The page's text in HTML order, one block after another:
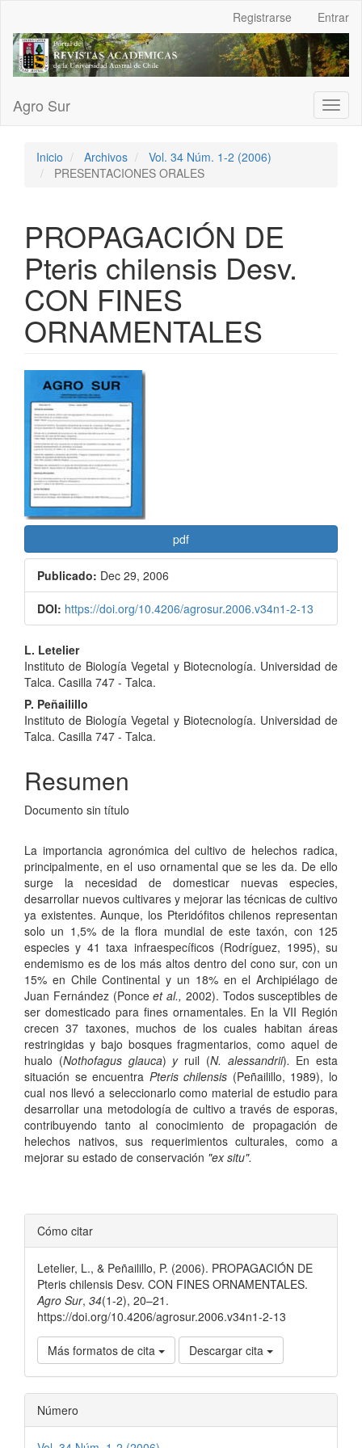
Contenido
principal
Barra
Registrarse Entrar
Agro Sur
Inicio Archivos
Vol. 34 Núm. 1-2 (2006)
PRESENTACIONES ORALES
PROPAGACIÓN DE
Pteris chilensis Desv.
CON FINES
ORNAMENTALES
Barra
lateral
del
artículo
pdf
Publicado: Dec 29, 2006
DOI: https://doi.org/10.4206/agrosur.2006.v34n1-2-13
Contenido
principal
del
artículo
L. Letelier
Instituto de Biología Vegetal y Biotecnología. Universidad de
Talca. Casilla 747 - Talca.
P. Peñailillo
Instituto de Biología Vegetal y Biotecnología. Universidad de
Talca. Casilla 747 - Talca.
Resumen
Documento sin título
La importancia agronómica del cultivo de helechos radica,
principalmente, en el uso ornamental que se les da. De ello
surge la necesidad de domesticar nuevas especies,
desarrollar nuevos cultivares y mejorar las técnicas de cultivo
ya existentes. Aunque, los Pteridófitos chilenos representan
solo un 1,5% de la flora mundial de este taxón, con 125
especies y 41 taxa infraespecíficos (Rodríguez, 1995), su
endemismo es de los más altos dentro del cono sur, con un
15% en Chile Continental y un 18% en el Archipiélago de
Juan Fernández (Ponceet al., 2002). Todos susceptibles de
ser domesticado para fines ornamentales. En la VII Región
crecen 37 taxones, muchos de los cuales habitan áreas
restringidas y bajo bosques fragmentarios, como aquel de
hualo (Nothofagus glauca) yruil (N. alessandrii). En esta
situación se encuentra Pteris chilensis (Peñailillo, 1989), lo
cual nos llevó a seleccionarlo como material de estudio para
desarrollar una metodología de cultivo a través de esporas,
contribuyendo tanto al conocimiento de propagación de
helechos nativos, sus requerimientos culturales, como a
mejorar su estado de conservación "ex situ".
Detalles
del
artículo
Cómo citar
Letelier, L., & Peñailillo, P. (2006). PROPAGACIÓN DE
Pteris chilensis Desv. CON FINES ORNAMENTALES.
Agro Sur, 34(1-2), 20–21.
https://doi.org/10.4206/agrosur.2006.v34n1-2-13
Más formatos de cita Descargar cita
Número